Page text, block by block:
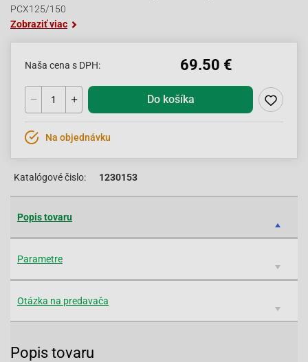
PCX125/150
Zobraziť viac
Naša cena s DPH: 69.50 €
Do košíka
Na objednávku
Katalógové čislo: 1230153
Popis tovaru
Parametre
Otázka na predavača
Popis tovaru